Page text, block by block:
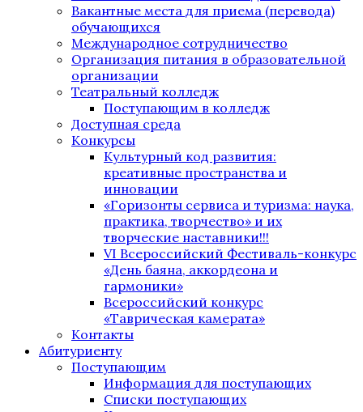
Вакантные места для приема (перевода)
обучающихся
Международное сотрудничество
Организация питания в образовательной
организации
Театральный колледж
Поступающим в колледж
Доступная среда
Конкурсы
Культурный код развития:
креативные пространства и
инновации
«Горизонты сервиса и туризма: наука,
практика, творчество» и их
творческие наставники!!!
VI Всероссийский Фестиваль-конкурс
«День баяна, аккордеона и
гармоники»
Всероссийский конкурс
«Таврическая камерата»
Контакты
Абитуриенту
Поступающим
Информация для поступающих
Списки поступающих